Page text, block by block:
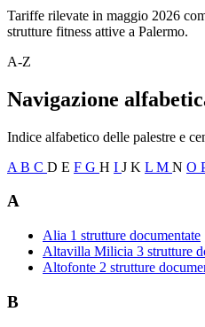
Tariffe rilevate in maggio 2026
strutture fitness attive a Palermo.
A-Z
Navigazione
Indice alfabetico delle palestre e
A B C D E F G H I J K L M N O
A
Alia 1 strutture documentate
Altavilla Milicia 3 strutture
Altofonte 2 strutture
B